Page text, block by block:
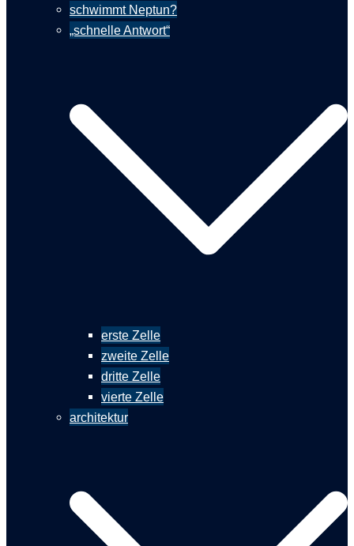
schwimmt Neptun?
„schnelle Antwort“
erste Zelle
zweite Zelle
dritte Zelle
vierte Zelle
architektur